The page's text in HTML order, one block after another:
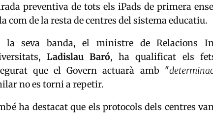
preventiva de tots els iPads de primera
com de la resta de centres del sistema educatiu.
la seva banda, el ministre de Relacions
Ladislau Baró, ha qualificat els
que el Govern actuarà amb "
no es torni a repetir.
ha destacat que els protocols dels centres